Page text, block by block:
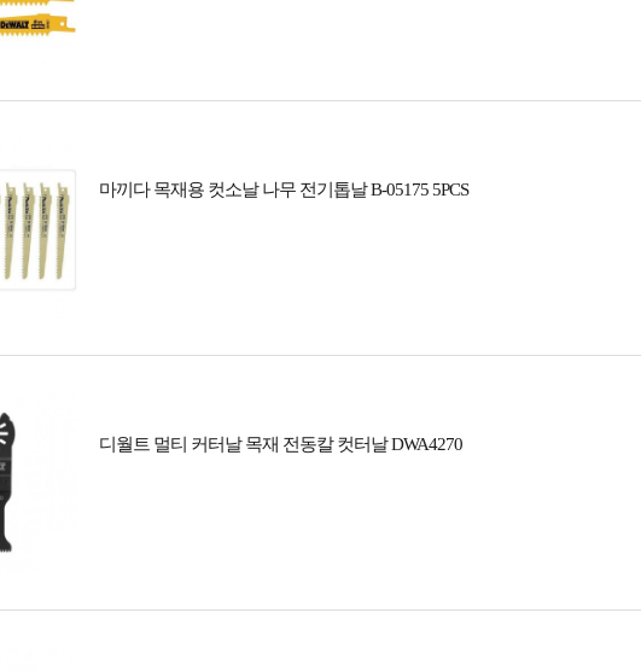
마끼다 목재용 컷소날 나무 전기톱날 B-05175 5PCS
디월트 멀티 커터날 목재 전동칼 컷터날 DWA4270